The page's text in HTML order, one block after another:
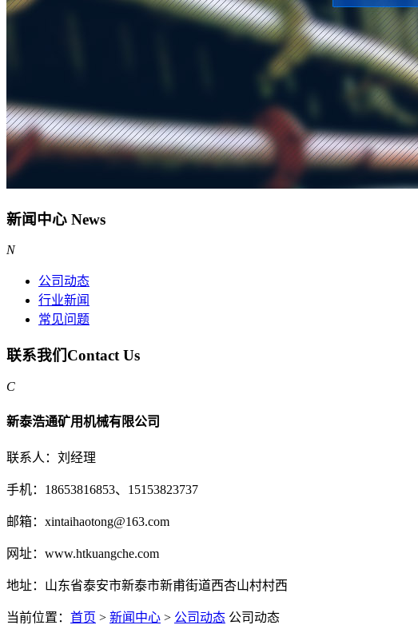
新闻中心 News
N
公司动态
行业新闻
常见问题
联系我们Contact Us
C
新泰浩通矿用机械有限公司
联系人：刘经理
手机：18653816853、15153823737
邮箱：xintaihaotong@163.com
网址：www.htkuangche.com
地址：山东省泰安市新泰市新甫街道西杏山村村西
当前位置： 首页 > 新闻中心 > 公司动态 公司动态